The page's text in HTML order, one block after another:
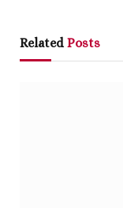
Related Posts